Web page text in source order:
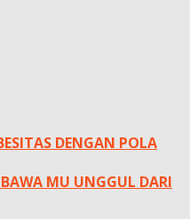
DENGAN POLA
MU UNGGUL DARI